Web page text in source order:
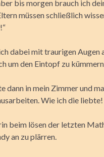
bis morgen brauch ich
müssen schließlich
dabei mit traurigen Augen
um den Eintopf zu kümmern.
dann in mein Zimmer und
Wie ich die liebte!
beim lösen der letzten
an zu plärren.